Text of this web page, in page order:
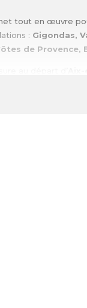
tout en œuvre
: Gigondas,
de Provence,